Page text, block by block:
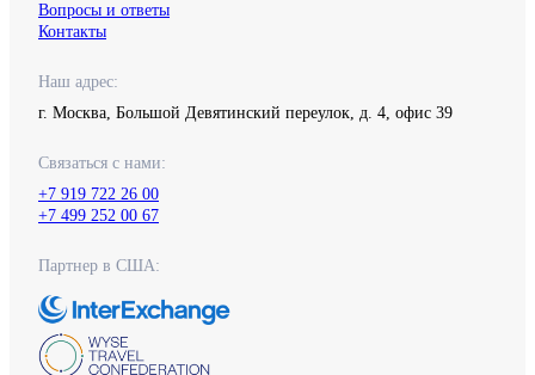
Вопросы и ответы
Контакты
Наш адрес:
г. Москва, Большой Девятинский переулок, д. 4, офис 39
Связаться с нами:
+7 919 722 26 00
+7 499 252 00 67
Партнер в США: